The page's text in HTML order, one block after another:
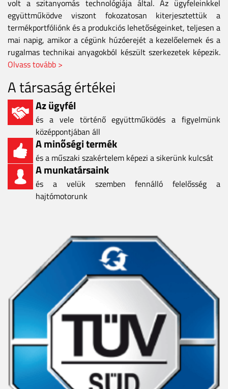
volt a szitanyomás technológiája által. Az ügyfeleinkkel
együttműködve viszont fokozatosan kiterjesztettük a
termékportfóliónk és a produkciós lehetőségeinket, teljesen a
mai napig, amikor a cégünk húzóerejét a kezelőelemek és a
rugalmas technikai anyagokból készült szerkezetek képezik.
Olvass tovább >
A társaság értékei
Az ügyfél
és a vele történő együttműködés a figyelmünk
középpontjában áll
A minőségi termék
és a műszaki szakértelem képezi a sikerünk kulcsát
A munkatársaink
és a velük szemben fennálló felelősség a
hajtómotorunk